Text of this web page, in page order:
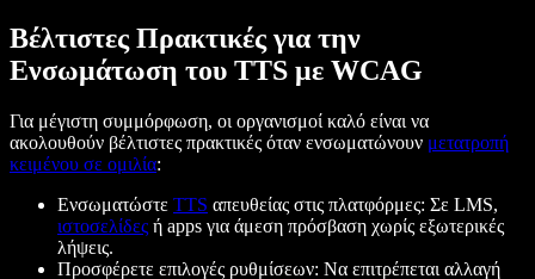
Βέλτιστες Πρακτικές για την
Ενσωμάτωση του TTS με WCAG
Για μέγιστη συμμόρφωση, οι οργανισμοί καλό είναι να
ακολουθούν βέλτιστες πρακτικές όταν ενσωματώνουν μετατροπή
κειμένου σε ομιλία:
Ενσωματώστε TTS απευθείας στις πλατφόρμες: Σε LMS,
ιστοσελίδες ή apps για άμεση πρόσβαση χωρίς εξωτερικές
λήψεις.
Προσφέρετε επιλογές ρυθμίσεων: Να επιτρέπεται αλλαγή